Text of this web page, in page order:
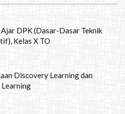
DPK (Dasar-Dasar Teknik
Kelas X TO
Discovery Learning dan